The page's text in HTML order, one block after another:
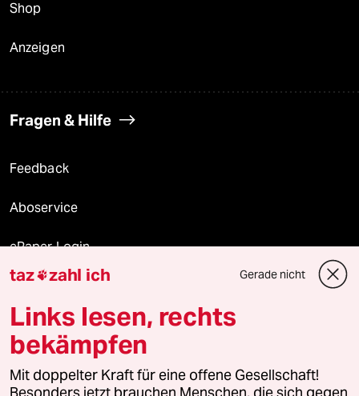
Shop
Anzeigen
Fragen & Hilfe
Feedback
Aboservice
ePaper Login
Downloads für Abonnierende
© 2026 taz Verlags und Vertriebs GmbH
Alle Rechte vorbehalten. Bei rechtlichen Fragen oder für Genehmigungen
wenden Sie sich bitte an
lizenzen@taz.de
taz zahl ich Gerade nicht
Links lesen, rechts
bekämpfen
Mit doppelter Kraft für eine offene Gesellschaft!